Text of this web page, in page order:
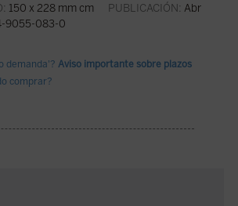
150 x 228 mm cm PUBLICACIÓN: Abr
9055-083-0
demanda'? Aviso importante sobre plazos
comprar?